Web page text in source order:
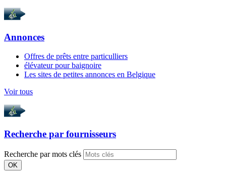
Annonces
Offres de prêts entre particulliers
élévateur pour baignoire
Les sites de petites annonces en Belgique
Voir tous
Recherche par fournisseurs
Recherche par mots clés
OK